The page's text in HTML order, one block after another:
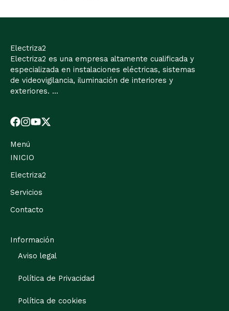
Electriza2
Electriza2 es una empresa altamente cualificada y
especializada en instalaciones eléctricas, sistemas
de videovigilancia, iluminación de interiores y
exteriores. ...
Menú
INICIO
Electriza2
Servicios
Contacto
Información
Aviso legal
Política de Privacidad
Política de cookies